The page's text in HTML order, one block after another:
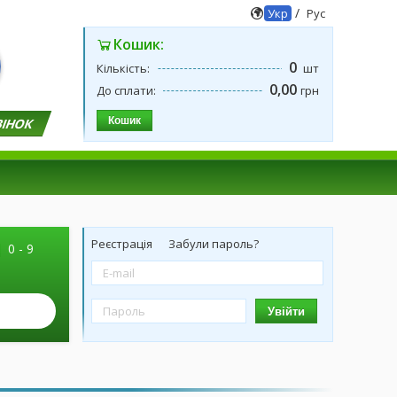
Укр / Рус
Кошик:
Кількість: 0 шт
До сплати:
0,00 грн
Кошик
0 - 9
Реєстрація Забули пароль?
Увійти